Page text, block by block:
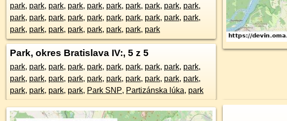
park, park, park, park, park, park, park, park, park, park,
park, park, park, park, park, park, park, park, park, park,
park, park, park, park, park, park, park, park
Park, okres Bratislava IV:, 5 z 5
park, park, park, park, park, park, park, park, park, park,
park, park, park, park, park, park, park, park, park, park,
park, park, park, park, Park SNP, Partizánska lúka, park